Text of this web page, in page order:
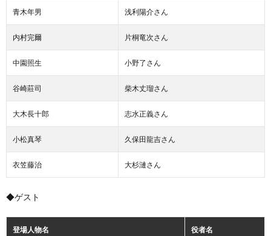
青木年男 浅利陽介さん
内村完爾 片桐竜次さん
中園照生 小野了さん
谷崎莊司 柴木丈瑠さん
大木長十郎 志水正義さん
小松真琴 久保田龍吉さん
衣笠藤治 大杉漣さん
◆ゲスト
登場人物名 役者名